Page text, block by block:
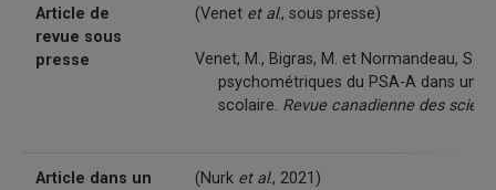
Article de
revue sous
presse
(Venet et al., sous presse)
Venet, M., Bigras, M. et Normandeau, S.
psychométriques du PSA-A dans un
scolaire. Revue canadienne des
Article dans un
(Nurket al., 2021)